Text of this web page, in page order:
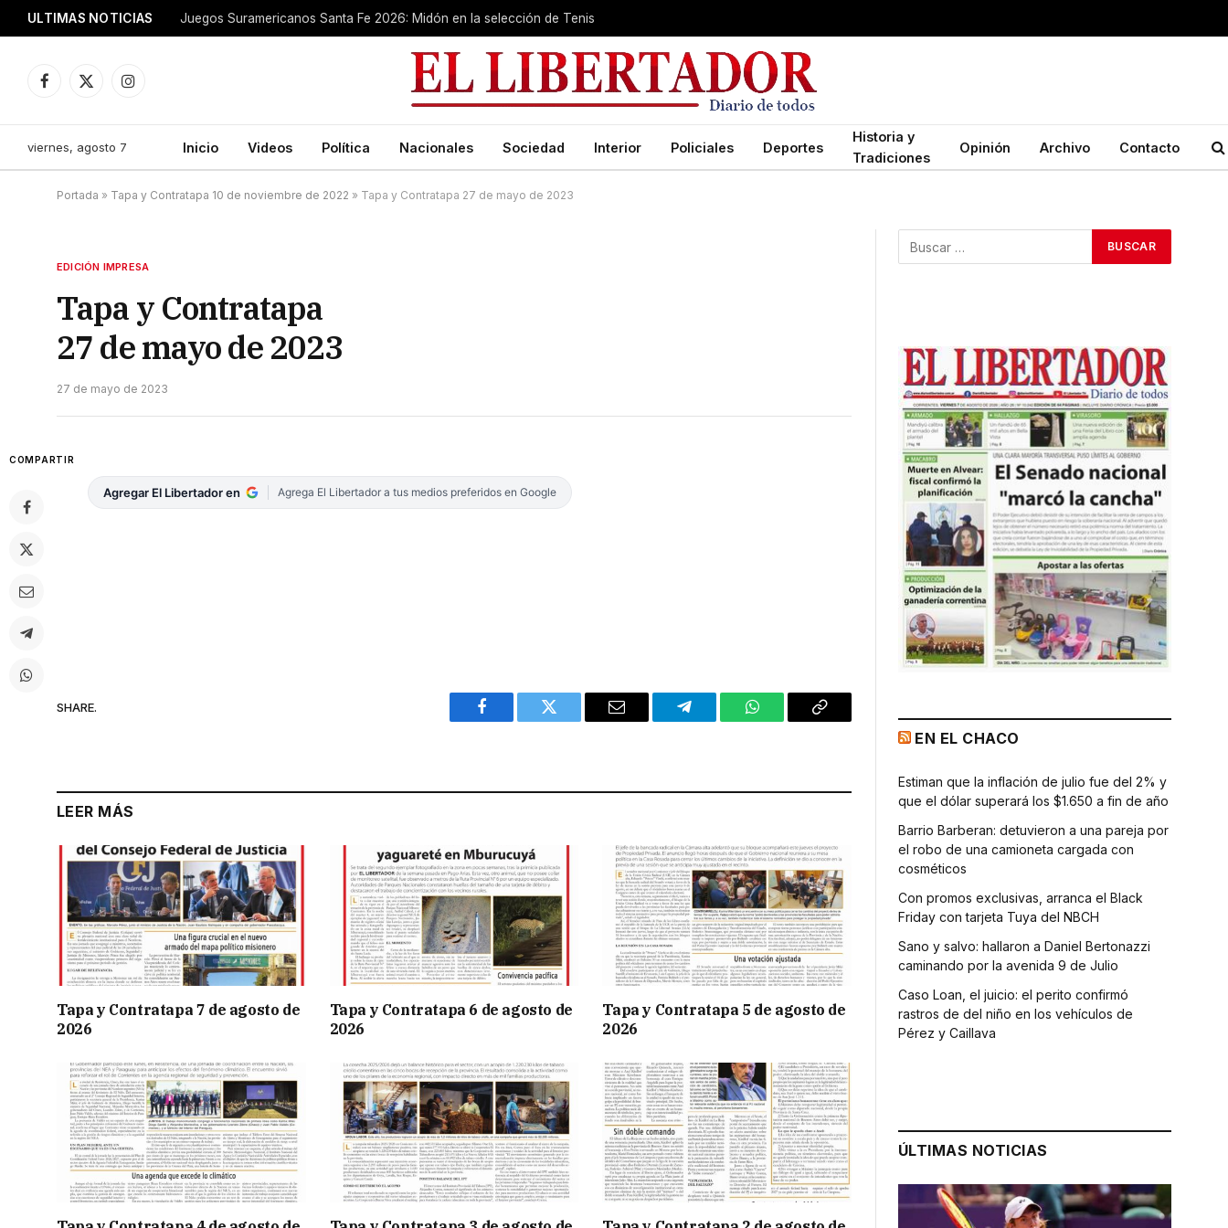
ULTIMAS NOTICIAS Juegos Suramericanos Santa Fe 2026: Midón en la selección de Tenis
Facebook
X
Instagram
viernes, agosto 7 Inicio Videos Política Nacionales Sociedad Interior Policiales Deportes
Historia y
Tradiciones
Opinión Archivo Contacto
Portada » Tapa y Contratapa 10 de noviembre de 2022 » Tapa y Contratapa 27 de mayo de 2023
EDICIÓN IMPRESA
Tapa y Contratapa
27 de mayo de 2023
27 de mayo de 2023
COMPARTIR
Agregar El Libertador en Agrega El Libertador a tus medios preferidos en Google
SHARE.
Facebook Twitter Email Telegram WhatsAppCopy
LEER MÁS
Tapa y Contratapa 7 de agosto de
2026
Tapa y Contratapa 6 de agosto de
2026
Tapa y Contratapa 5 de agosto de
2026
EN EL CHACO
Estiman que la inflación de julio fue del 2% y
que el dólar superará los $1.650 a fin de año
Barrio Barberan: detuvieron a una pareja por
el robo de una camioneta cargada con
cosméticos
Con promos exclusivas, arranca el Black
Friday con tarjeta Tuya del NBCH
Sano y salvo: hallaron a Daniel Bertonazzi
caminando por la avenida 9 de Julio
Caso Loan, el juicio: el perito confirmó
rastros de del niño en los vehículos de
Pérez y Caillava
ÚLTIMAS NOTICIAS